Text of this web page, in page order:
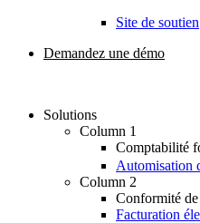
Site de soutien
Demandez une démo
Solutions
Column 1
Comptabilité
Automisation
Column 2
Conformité
Facturation